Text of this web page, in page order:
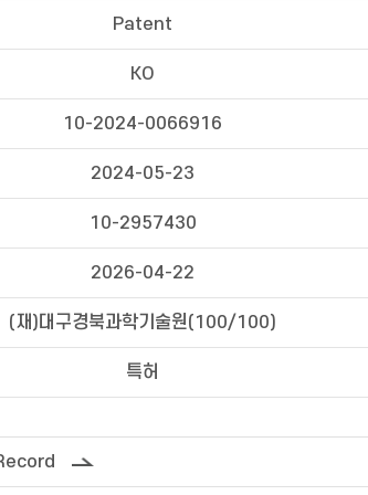
Patent
KO
10-2024-0066916
2024-05-23
10-2957430
2026-04-22
(재)대구경북과학기술원(100/100)
특허